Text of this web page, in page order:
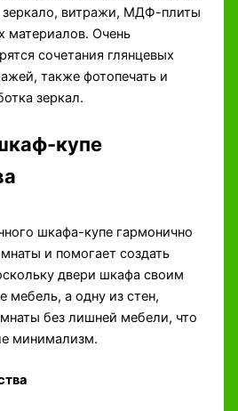
витражи, МДФ-плиты
материалов. Очень
сочетания глянцевых
также фотопечать и
зеркал.
купе
шкафа-купе гармонично
и помогает создать
двери шкафа своим
мебель, а одну из стен,
без лишней мебели, что
минимализм.